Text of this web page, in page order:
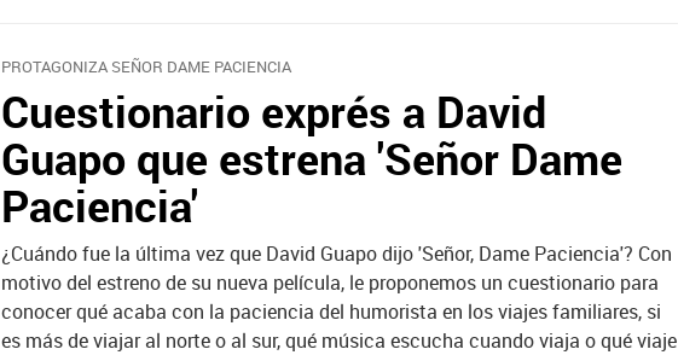
PROTAGONIZA SEÑOR DAME PACIENCIA
Cuestionario exprés a David
Guapo que estrena 'Señor Dame
Paciencia'
¿Cuándo fue la última vez que David Guapo dijo 'Señor, Dame Paciencia'? Con
motivo del estreno de su nueva película, le proponemos un cuestionario para
conocer qué acaba con la paciencia del humorista en los viajes familiares, si
es más de viajar al norte o al sur, qué música escucha cuando viaja o qué viaje